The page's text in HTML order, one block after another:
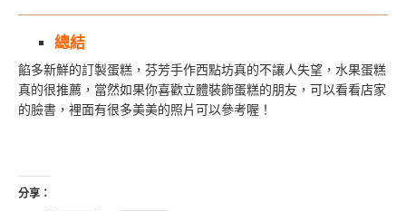
總結
餡多新鮮的訂製蛋糕，芬芳手作西點坊真的不讓人失望，水果蛋糕
真的很推薦，當然如果你喜歡立體裝飾蛋糕的朋友，可以看看店家
的臉書，裡面有很多美美的照片可以參考喔！
分享：